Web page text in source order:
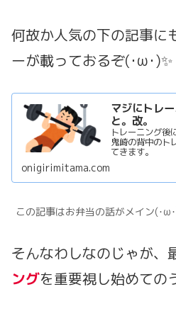
何故か人気の下の記事に
ーが載っておるぞ(･ω･)✨
マジにトレ
と。改。
トレーニング後
鬼崎の背中のト
てきます。
onigirimitama.com
この記事はお弁当の話がメイン(･ω
そんなわしなのじゃが、
ングを重要視し始めての